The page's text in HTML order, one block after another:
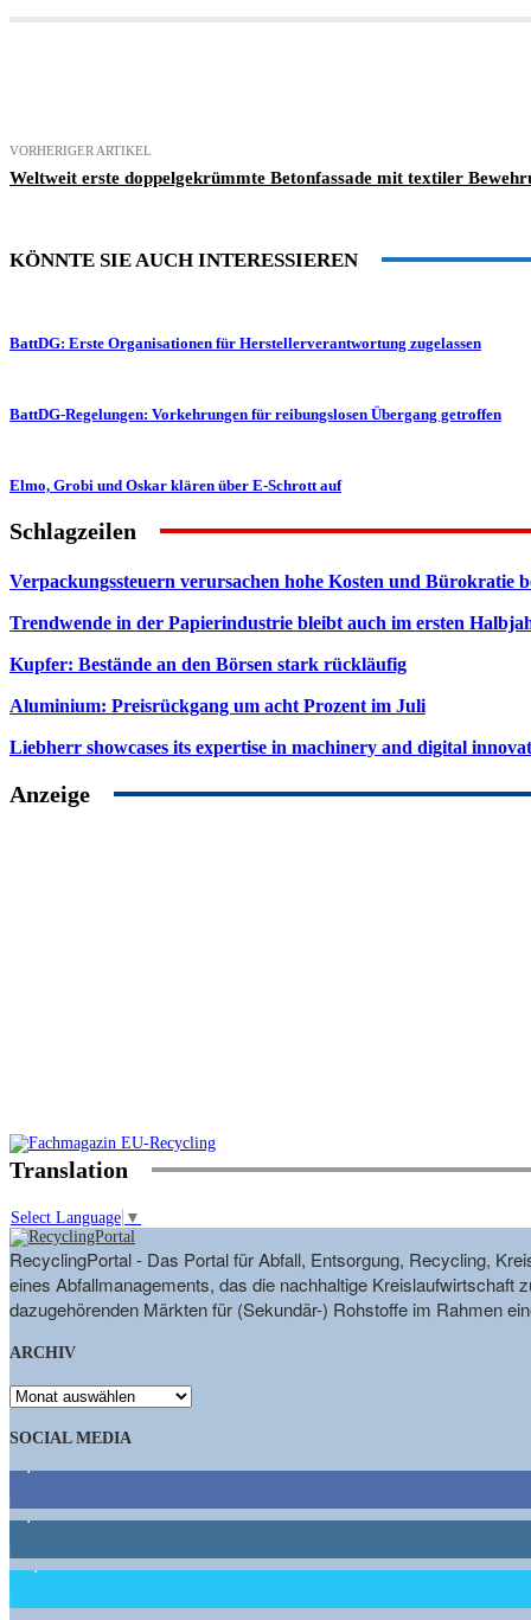
VORHERIGER ARTIKEL
Weltweit erste doppelgekrümmte Betonfassade mit textiler
KÖNNTE SIE AUCH INTERESSIEREN
BattDG: Erste Organisationen für Herstellerverantwortung zugelassen
BattDG-Regelungen: Vorkehrungen für reibungslosen Übergang getroffen
Elmo, Grobi und Oskar klären über E-Schrott auf
Schlagzeilen
Verpackungssteuern verursachen hohe Kosten und Bürokratie
Trendwende in der Papierindustrie bleibt auch im ersten
Kupfer: Bestände an den Börsen stark rückläufig
Aluminium: Preisrückgang um acht Prozent im Juli
Liebherr showcases its expertise in machinery and digital
Anzeige
Translation
Select Language ▼
RecyclingPortal - Das Portal für Abfall, Entsorgung, Recycling,
eines Abfallmanagements, das die nachhaltige
dazugehörenden Märkten für (Sekundär-) Rohstoffe im Rahmen
ARCHIV
ARCHIV
SOCIAL MEDIA
1,662 Follower
15,658 Follower
461 Abonnenten